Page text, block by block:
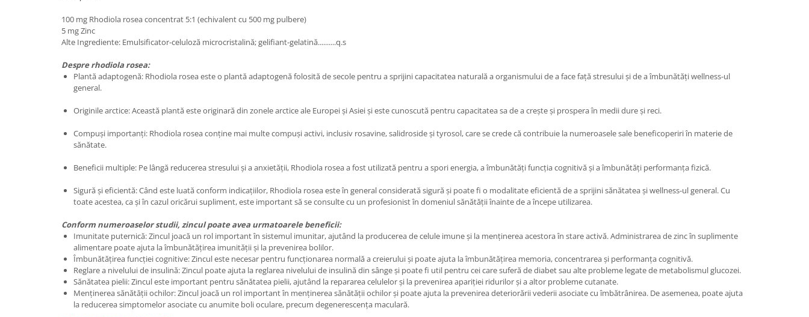
100 mg Rhodiola rosea concentrat 5:1 (echivalent cu 500 mg pulbere)
5 mg Zinc
Alte Ingrediente: Emulsificator-celuloză microcristalină; gelifiant-gelatină..........q.s
Despre rhodiola rosea:
Plantă adaptogenă: Rhodiola rosea este o plantă adaptogenă folosită de secole pentru a sprijini capacitatea naturală a organismului de a face față stresului și de a îmbunătăți wellness-ul
general.
Originile arctice: Această plantă este originară din zonele arctice ale Europei și Asiei și este cunoscută pentru capacitatea sa de a crește și prospera în medii dure și reci.
Compuși importanți: Rhodiola rosea conține mai multe compuși activi, inclusiv rosavine, salidroside și tyrosol, care se crede că contribuie la numeroasele sale beneficoperiri în materie de
sănătate.
Beneficii multiple: Pe lângă reducerea stresului și a anxietății, Rhodiola rosea a fost utilizată pentru a spori energia, a îmbunătăți funcția cognitivă și a îmbunătăți performanța fizică.
Sigură și eficientă: Când este luată conform indicațiilor, Rhodiola rosea este în general considerată sigură și poate fi o modalitate eficientă de a sprijini sănătatea și wellness-ul general. Cu
toate acestea, ca și în cazul oricărui supliment, este important să se consulte cu un profesionist în domeniul sănătății înainte de a începe utilizarea.
Conform numeroaselor studii, zincul poate avea urmatoarele beneficii:
Imunitate puternică: Zincul joacă un rol important în sistemul imunitar, ajutând la producerea de celule imune și la menținerea acestora în stare activă. Administrarea de zinc în suplimente
alimentare poate ajuta la îmbunătățirea imunității și la prevenirea bolilor.
Îmbunătățirea funcției cognitive: Zincul este necesar pentru funcționarea normală a creierului și poate ajuta la îmbunătățirea memoria, concentrarea și performanța cognitivă.
Reglare a nivelului de insulină: Zincul poate ajuta la reglarea nivelului de insulină din sânge și poate fi util pentru cei care suferă de diabet sau alte probleme legate de metabolismul glucozei.
Sănătatea pielii: Zincul este important pentru sănătatea pielii, ajutând la repararea celulelor și la prevenirea apariției ridurilor și a altor probleme cutanate.
Menținerea sănătății ochilor: Zincul joacă un rol important în menținerea sănătății ochilor și poate ajuta la prevenirea deteriorării vederii asociate cu îmbătrânirea. De asemenea, poate ajuta
la reducerea simptomelor asociate cu anumite boli oculare, precum degenerescența maculară.